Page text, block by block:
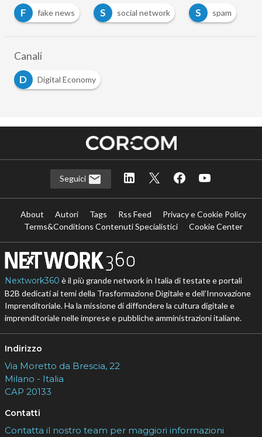
F
fake news S social network S spam
Canali
D
Digital Economy
Seguici
About Autori Tags Rss Feed
Privacy e Cookie Policy
Terms&Conditions Contenuti Specialistici
Cookie Center
Nextwork360 è il più grande network in Italia di testate e portali
B2B dedicati ai temi della Trasformazione Digitale e dell’Innovazione
Imprenditoriale. Ha la missione di diffondere la cultura digitale e
imprenditoriale nelle imprese e pubbliche amministrazioni italiane.
Indirizzo
Via Moretto da Brescia, 22
Milano - Italia
CAP 20133
Contatti
Contatta il nostro team per maggiori informazioni